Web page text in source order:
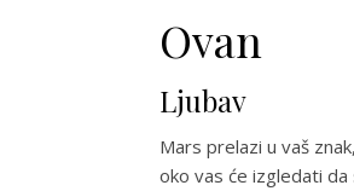
Ovan
Ljubav
Mars prelazi u vaš
oko vas će izgledati